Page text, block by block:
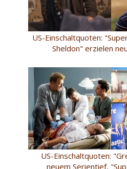
US-Einschaltquoten:
Sheldon" erzielen
US-Einschaltquoten:
neuem Serientief,